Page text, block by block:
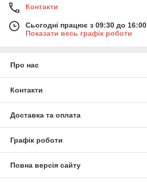
Контакти
Сьогодні працює з 09:30 до 16:00
Показати весь графік роботи
Про нас
Контакти
Доставка та оплата
Графік роботи
Повна версія сайту